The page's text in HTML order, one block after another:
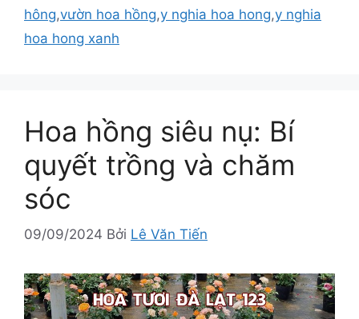
hông,vườn hoa hồng,y nghia hoa hong,y nghia
hoa hong xanh
Hoa hồng siêu nụ: Bí
quyết trồng và chăm
sóc
09/09/2024 Bởi Lê Văn Tiến